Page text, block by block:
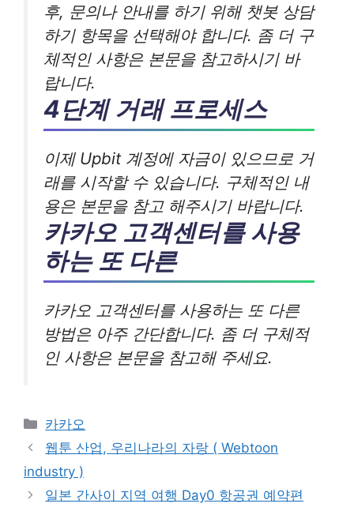
후, 문의나 안내를 하기 위해 챗봇 상담
하기 항목을 선택해야 합니다. 좀 더 구
체적인 사항은 본문을 참고하시기 바
랍니다.
4단계 거래 프로세스
이제 Upbit 계정에 자금이 있으므로 거
래를 시작할 수 있습니다. 구체적인 내
용은 본문을 참고 해주시기 바랍니다.
카카오 고객센터를 사용
하는 또 다른
카카오 고객센터를 사용하는 또 다른
방법은 아주 간단합니다. 좀 더 구체적
인 사항은 본문을 참고해 주세요.
카
테
고
리
카카오
웹툰 산업, 우리나라의 자랑 ( Webtoon
industry )
일본 간사이 지역 여행 Day0 항공권 예약편